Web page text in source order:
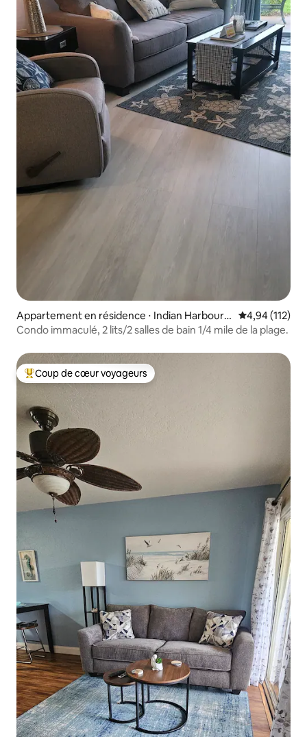
Appartement en résidence ⋅ Indian Harbour B
each
Évaluation
4,94 (112)
Condo immaculé, 2 lits/2 salles de bain 1/4 mile de la plage.
Coups de cœur voyageurs les plus appréciés
Coup de cœur voyageurs